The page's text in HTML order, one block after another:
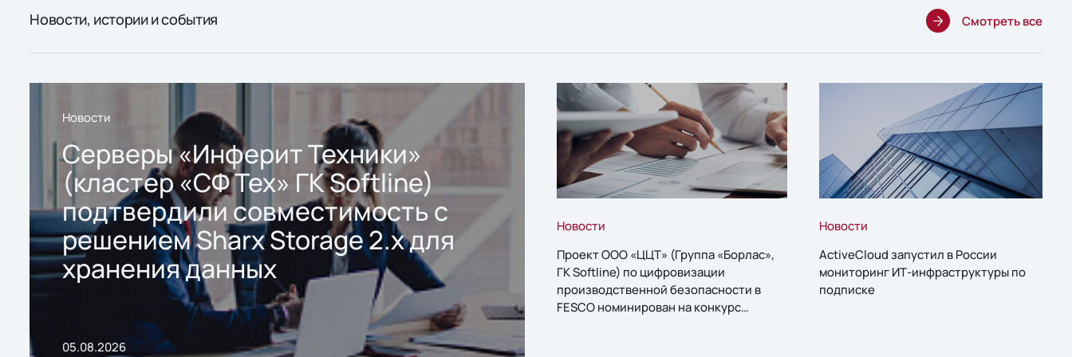
Новости, истории и события Смотреть все
Новости
Серверы «Инферит Техники»
(кластер «СФ Тех» ГК Softline)
подтвердили совместимость с
решением Sharx Storage 2.x для
хранения данных
05.08.2026
Новости
Проект ООО «ЦЦТ» (Группа «Борлас»,
ГК Softline) по цифровизации
производственной безопасности в
FESCO номинирован на конкурс
Новости
ActiveCloud запустил в России
мониторинг ИТ-инфраструктуры по
подписке